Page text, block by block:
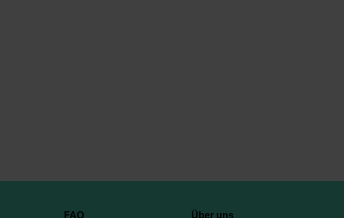
FAQ Über uns